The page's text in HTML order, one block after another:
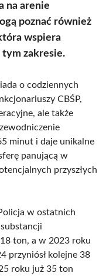
na arenie
poznać również
wspiera
tym zakresie.
o codziennych
CBŚP,
ale także
minut i daje unikalne
panującą w
przyszłych
w ostatnich
ton, a w 2023 roku
przyniósł kolejne 38
roku już 35 ton